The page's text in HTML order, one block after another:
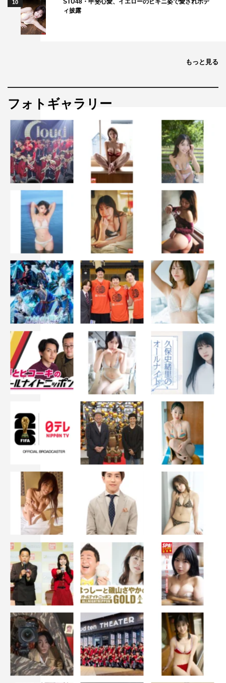
10
ィ披露
もっと見る
フォトギャラリー